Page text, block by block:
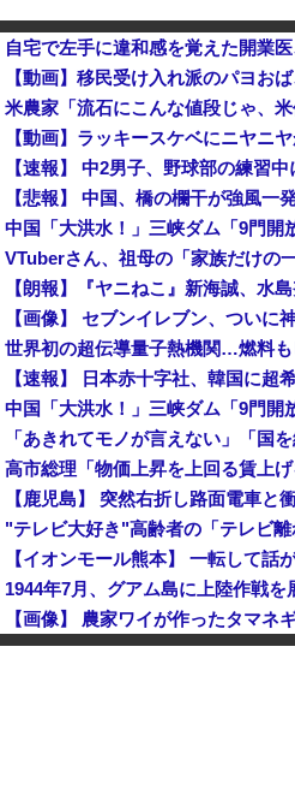
【画像】 セブンイレブン、ついに
"テレビ大好き"高齢者の「テレビ
1944年7月、グアム島に上陸作戦を
韓国サッカーのイメージが墜落